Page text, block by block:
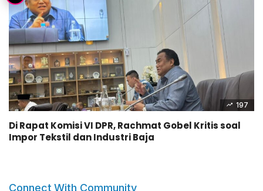
197
Di Rapat Komisi VI DPR, Rachmat Gobel Kritis soal
Impor Tekstil dan Industri Baja
Connect With Community